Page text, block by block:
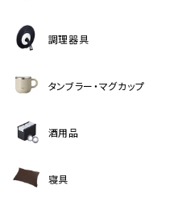
調理器具
タンブラー・マグカップ
酒用品
寝具